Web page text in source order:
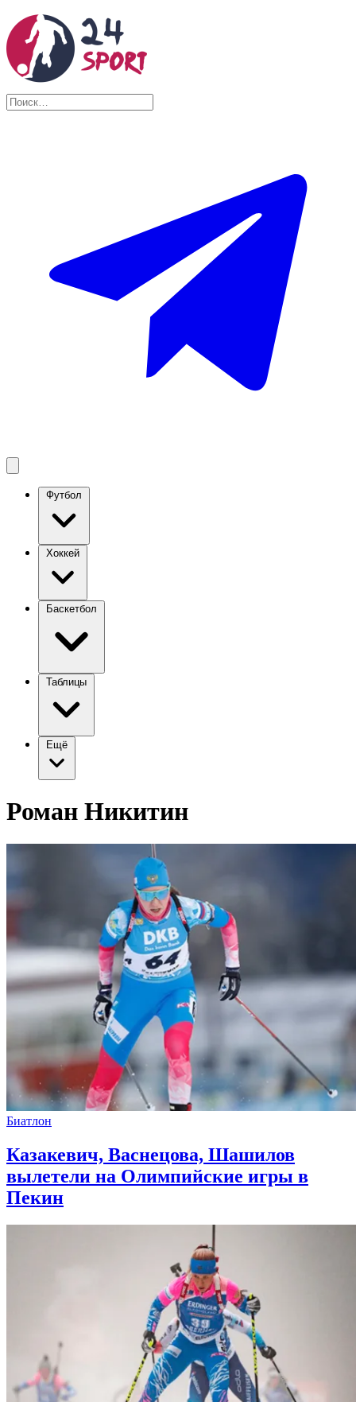
Футбол
Хоккей
Баскетбол
Таблицы
Ещё
Роман Никитин
Биатлон
Казакевич, Васнецова, Шашилов
вылетели на Олимпийские игры в
Пекин